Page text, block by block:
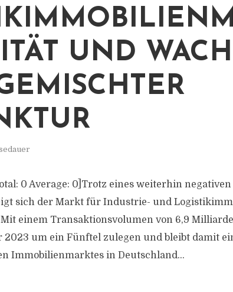
UND
0 Average: 0]Trotz eines weiterhin negativen
sich der Markt für Industrie- und
einem Transaktionsvolumen von 6,9
2023 um ein Fünftel zulegen und bleibt damit
Immobilienmarktes in Deutschland...